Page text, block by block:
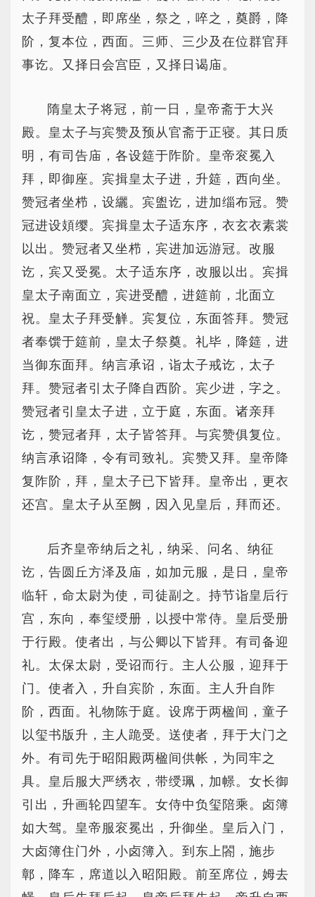
太子拜受醴，即席坐，祭之，啐之，奠爵，降
阶，复本位，西面。三师、三少及在位群官拜
事讫。又择日会宫臣，又择日谒庙。
隋皇太子将冠，前一日，皇帝斋于大兴
殿。皇太子与宾赞及预从官斋于正寝。其日质
明，有司告庙，各设筵于阼阶。皇帝衮冕入
拜，即御座。宾揖皇太子进，升筵，西向坐。
赞冠者坐栉，设纚。宾盥讫，进加缁布冠。赞
冠进设頍缨。宾揖皇太子适东序，衣玄衣素裳
以出。赞冠者又坐栉，宾进加远游冠。改服
讫，宾又受冕。太子适东序，改服以出。宾揖
皇太子南面立，宾进受醴，进筵前，北面立
祝。皇太子拜受觯。宾复位，东面答拜。赞冠
者奉馔于筵前，皇太子祭奠。礼毕，降筵，进
当御东面拜。纳言承诏，诣太子戒讫，太子
拜。赞冠者引太子降自西阶。宾少进，字之。
赞冠者引皇太子进，立于庭，东面。诸亲拜
讫，赞冠者拜，太子皆答拜。与宾赞俱复位。
纳言承诏降，令有司致礼。宾赞又拜。皇帝降
复阼阶，拜，皇太子已下皆拜。皇帝出，更衣
还宫。皇太子从至阙，因入见皇后，拜而还。
后齐皇帝纳后之礼，纳采、问名、纳征
讫，告圆丘方泽及庙，如加元服，是日，皇帝
临轩，命太尉为使，司徒副之。持节诣皇后行
宫，东向，奉玺绶册，以授中常侍。皇后受册
于行殿。使者出，与公卿以下皆拜。有司备迎
礼。太保太尉，受诏而行。主人公服，迎拜于
门。使者入，升自宾阶，东面。主人升自阼
阶，西面。礼物陈于庭。设席于两楹间，童子
以玺书版升，主人跪受。送使者，拜于大门之
外。有司先于昭阳殿两楹间供帐，为同牢之
具。皇后服大严绣衣，带绶珮，加幜。女长御
引出，升画轮四望车。女侍中负玺陪乘。卤簿
如大驾。皇帝服衮冕出，升御坐。皇后入门，
大卤簿住门外，小卤簿入。到东上閤，施步
鄣，降车，席道以入昭阳殿。前至席位，姆去